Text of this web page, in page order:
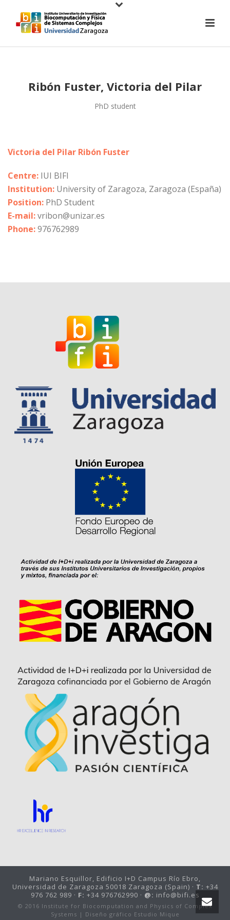
Ribón Fuster, Victoria del Pilar
PhD student
Victoria del Pilar Ribón Fuster
Centre: IUI BIFI
Institution: University of Zaragoza, Zaragoza (España)
Position: PhD Student
E-mail:vribon@unizar.es
Phone:976762989
Mariano Esquillor, Edificio I+D Campus Río Ebro,
Universidad de Zaragoza 50018 Zaragoza (Spain) · T: +34
976 762 989 · F: +34 976762990 · @: info@bifi.es
© 2016 Institute for Biocomputation and Physics of Complex
Systems | Diseño gráfico Estudio Mique